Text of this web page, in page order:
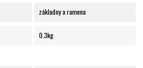
základny a ramena
0.3kg